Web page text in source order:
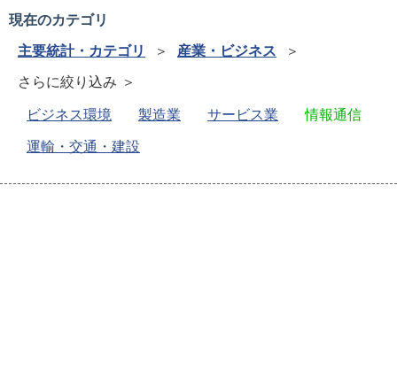
現在のカテゴリ
主要統計・カテゴリ
＞ 産業・ビジネス ＞
さらに絞り込み ＞
ビジネス環境
製造業 サービス業
情報通信
運輸・交通・建設